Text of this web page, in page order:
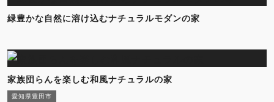
緑豊かな自然に溶け込むナチュラルモダンの家
家族団らんを楽しむ和風ナチュラルの家
愛知県豊田市